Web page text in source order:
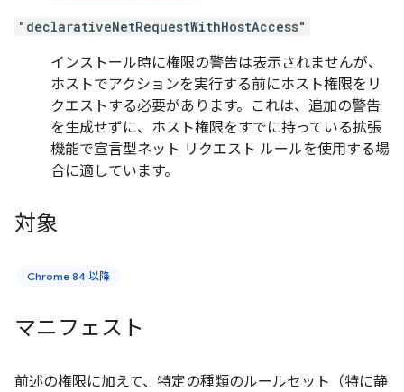
"declarativeNetRequestWithHostAccess"
インストール時に権限の警告は表示されませんが、
ホストでアクションを実行する前にホスト権限をリ
クエストする必要があります。これは、追加の警告
を生成せずに、ホスト権限をすでに持っている拡張
機能で宣言型ネット リクエスト ルールを使用する場
合に適しています。
対象
Chrome 84 以降
マニフェスト
前述の権限に加えて、特定の種類のルールセット（特に静